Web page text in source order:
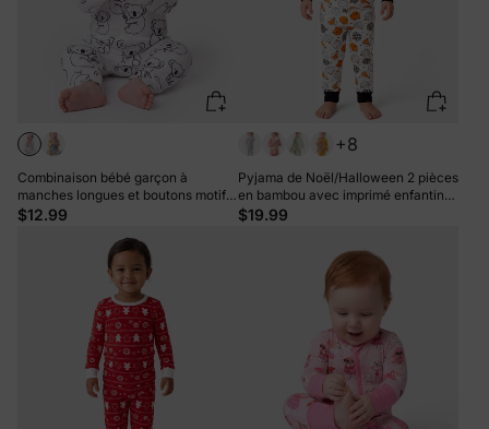
Combinaison bébé garçon à
manches longues et boutons motif
panda blanc
$12.99
+8
Pyjama de Noël/Halloween 2 pièces
en bambou avec imprimé enfantin
pour bébé/enfant (coupe ajustée)
$19.99